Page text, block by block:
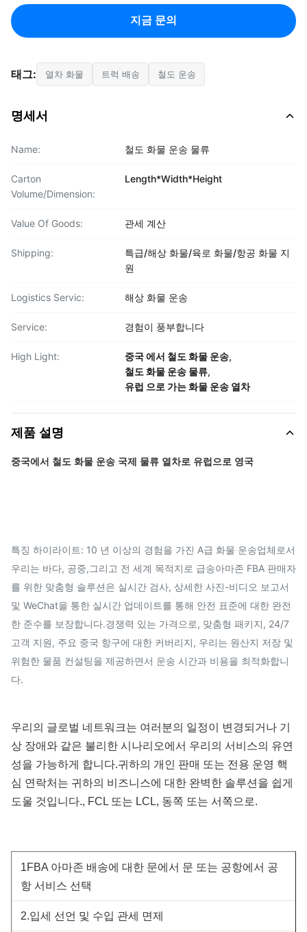
지금 문의
태그: 열차 화물 트럭 배송 철도 운송
명세서
Name: 철도 화물 운송 물류
Carton
Volume/Dimension:
Length*Width*Height
Value Of Goods: 관세 계산
Shipping:
특급/해상 화물/육로 화물/항공 화물 지
원
Logistics Servic: 해상 화물 운송
Service: 경험이 풍부합니다
High Light: 중국 에서 철도 화물 운송,
철도 화물 운송 물류,
유럽 으로 가는 화물 운송 열차
제품 설명
중국에서 철도 화물 운송 국제 물류 열차로 유럽으로 영국
특징 하이라이트: 10 년 이상의 경험을 가진 A급 화물 운송업체로서
우리는 바다, 공중,그리고 전 세계 목적지로 급송아마존 FBA 판매자
를 위한 맞춤형 솔루션은 실시간 검사, 상세한 사진-비디오 보고서
및 WeChat을 통한 실시간 업데이트를 통해 안전 표준에 대한 완전
한 준수를 보장합니다.경쟁력 있는 가격으로, 맞춤형 패키지, 24/7
고객 지원, 주요 중국 항구에 대한 커버리지, 우리는 원산지 저장 및
위험한 물품 컨설팅을 제공하면서 운송 시간과 비용을 최적화합니
다.
우리의 글로벌 네트워크는 여러분의 일정이 변경되거나 기
상 장애와 같은 불리한 시나리오에서 우리의 서비스의 유연
성을 가능하게 합니다.귀하의 개인 판매 또는 전용 운영 핵
심 연락처는 귀하의 비즈니스에 대한 완벽한 솔루션을 쉽게
도울 것입니다., FCL 또는 LCL, 동쪽 또는 서쪽으로.
1FBA 아마존 배송에 대한 문에서 문 또는 공항에서 공
항 서비스 선택
2.입세 선언 및 수입 관세 면제